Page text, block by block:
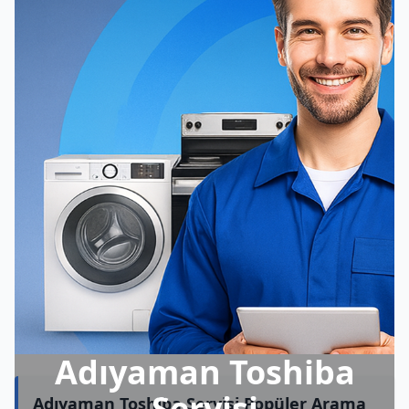
Adıyaman Toshiba
Adıyaman Toshiba Servisi Popüler Arama